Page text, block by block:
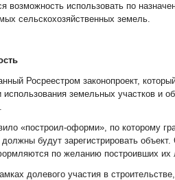
возможность использовать по
сельскохозяйственных земель.
Росреестром законопроект,
земельных участков и
«построил-оформи», по которому
будут зарегистрировать
по желанию построивших их
долевого участия в